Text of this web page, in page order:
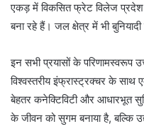
एकड़ में विकसित फ्रेट विलेज प्रदेश
बना रहे हैं। जल क्षेत्र में भी
इन सभी प्रयासों के
विश्वस्तरीय इंफ्रास्ट्रक्चर के
बेहतर कनेक्टिविटी और आधारभूत
के जीवन को सुगम बनाया है, बल्कि